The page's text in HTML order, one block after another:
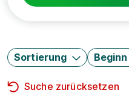
Sortierung Beginn
Suche zurücksetzen